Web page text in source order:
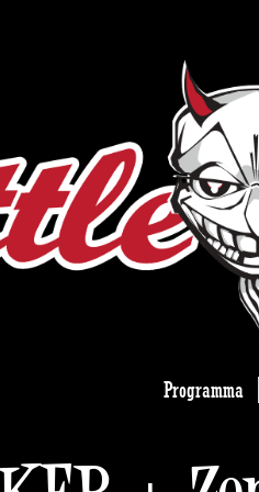
Programma